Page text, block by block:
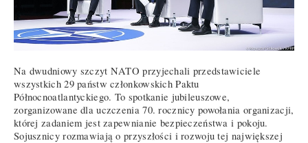
Na dwudniowy szczyt NATO przyjechali przedstawiciele
wszystkich 29 państw członkowskich Paktu
Północnoatlantyckiego. To spotkanie jubileuszowe,
zorganizowane dla uczczenia 70. rocznicy powołania organizacji,
której zadaniem jest zapewnianie bezpieczeństwa i pokoju.
Sojusznicy rozmawiają o przyszłości i rozwoju tej największej